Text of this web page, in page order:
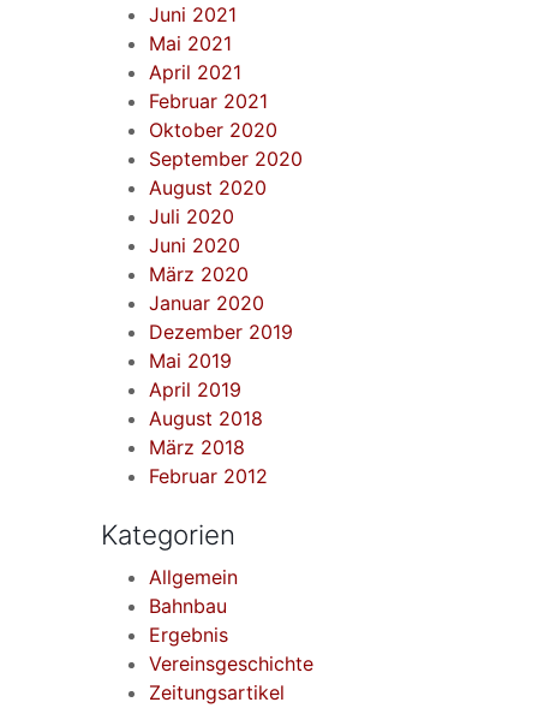
Juni 2021
Mai 2021
April 2021
Februar 2021
Oktober 2020
September 2020
August 2020
Juli 2020
Juni 2020
März 2020
Januar 2020
Dezember 2019
Mai 2019
April 2019
August 2018
März 2018
Februar 2012
Kategorien
Allgemein
Bahnbau
Ergebnis
Vereinsgeschichte
Zeitungsartikel